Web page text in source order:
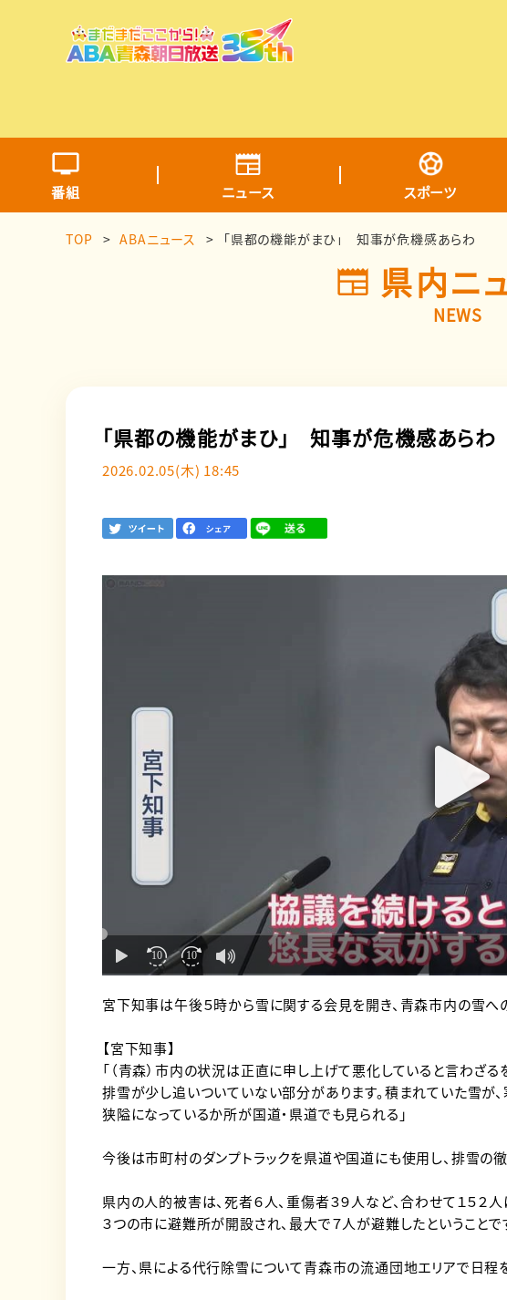
番組 ニュース スポーツ
TOP ABAニュース 「県都の機能がまひ」 知事が危機感あらわ
県内ニ
NEWS
「県都の機能がまひ」 知事が危機感あらわ
2026.02.05(木) 18:45
宮下知事は午後５時から雪に関する会見を開き、青森市内の雪へ
【宮下知事】
「（青森）市内の状況は正直に申し上げて悪化していると言わざ
排雪が少し追いついていない部分があります。積まれていた雪が
狭隘になっているか所が国道・県道でも見られる」
今後は市町村のダンプトラックを県道や国道にも使用し、排雪の
県内の人的被害は、死者６人、重傷者３９人など、合わせて１５２
３つの市に避難所が開設され、最大で７人が避難したということで
一方、県による代行除雪について青森市の流通団地エリアで日程